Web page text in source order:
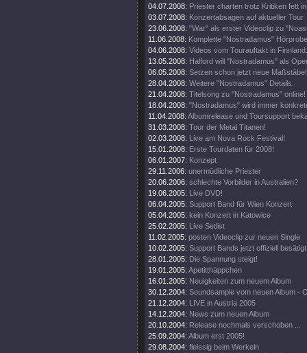
04.07.2008: Priester charten trotz Kritiken fett
03.07.2008: Konzertabsagen auf aktueller Tour
23.06.2008: "War" als erster Videoclip zu
11.06.2008: Komplette "Nostradamus"
04.06.2008: Videos vom Tourauftakt in Finnland.
13.05.2008: Halford will "Nostradamus" als
06.05.2008: Setzen schon jetzt neue Maßstäbe!
28.04.2008: Weitere "Nostradamus" Details.
21.04.2008: Titelsong zu "Nostradamus" online!
18.04.2008: "Nostradamus" wird immer
11.04.2008: Albumrelease und Toursupport
31.03.2008: Tour der Metal Titanen!
02.03.2008: Live am Nova Rock Festival!
15.01.2008: Erste Tourdaten für 2008!
06.01.2007: Konzept
29.11.2006: unermüdliche Priester
20.06.2006: schlechte Vorbilder in Australien?
19.06.2005: Live DVD!
06.04.2005: Support Band für Wien Konzert
05.04.2005: kein Konzert in Katowice
25.02.2005: Live Setlist
11.02.2005: posten Videoclip zur neuen Single
10.02.2005: Support Bands jetzt offiziell besätigt
28.01.2005: Die Spannung steigt!
19.01.2005: Apetitthäppchen
16.01.2005: Neuigkeiten zum neuem Album
30.12.2004: Soundsample vom neuen Album -
21.12.2004: LIVE in Austria 2005
14.12.2004: News zum neuen Album
20.10.2004: Release nochmals verschoben ...
25.09.2004: Album erst 2005!
29.08.2004: fleissig beim Werkeln